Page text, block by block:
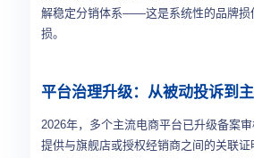
解稳定分销体系——这是系统性的品牌损
损。
平台治理升级：从被动投诉到
2026年，多个主流电商平台已升级备案
提供与旗舰店或授权经销商之间的关联证